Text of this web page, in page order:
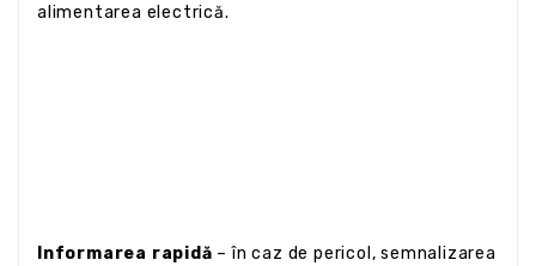
alimentarea electrică.
Informarea rapidă – în caz de pericol, semnalizarea